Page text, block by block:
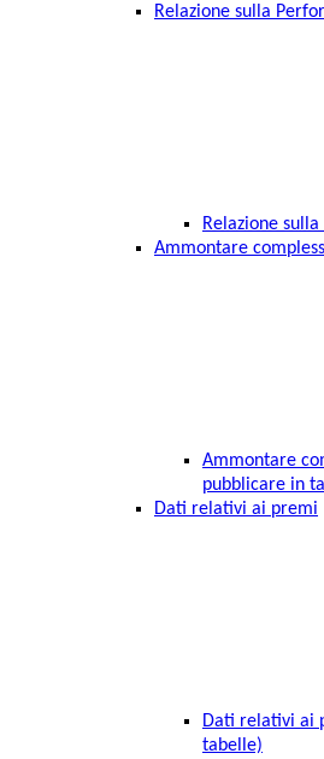
Relazione sulla
Relazione
Ammontare
Ammontare
pubblicare in
Dati relativi ai premi
Dati relativi ai
tabelle)